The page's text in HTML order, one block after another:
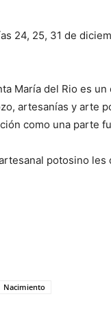
24, 25, 31 de
María del Rio es
artesanías y arte
como una parte
potosino
Nacimiento